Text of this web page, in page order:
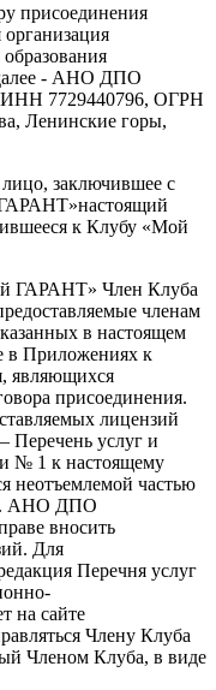
присоединения
- АНО ДПО
7729440796, ОГРН
Ленинские горы,
заключившее с
к Клубу «Мой
ГАРАНТ» Член Клуба
членам
в настоящем
в Приложениях к
являющихся
присоединения.
лицензий
услуг и
№ 1 к настоящему
неотъемлемой частью
АНО ДПО
вносить
Для
Перечня услуг
на сайте
Члену Клуба
Членом Клуба, в виде